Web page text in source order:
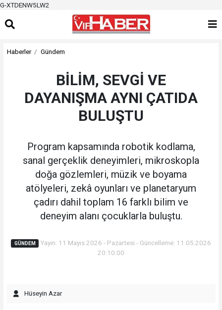
G-XTDENW5LW2
Haberler Gündem
BİLİM, SEVGİ VE
DAYANIŞMA AYNI ÇATIDA
BULUŞTU
Program kapsamında robotik kodlama,
sanal gerçeklik deneyimleri, mikroskopla
doğa gözlemleri, müzik ve boyama
atölyeleri, zekâ oyunları ve planetaryum
çadırı dahil toplam 16 farklı bilim ve
deneyim alanı çocuklarla buluştu.
GÜNDEM
Yayın: 11 Mayıs 2026 - Pazartesi - Güncelleme: 11.05.2026
20:10:00
Hüseyin Azar